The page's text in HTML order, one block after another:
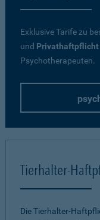
Exklusive Tarife zu
und Privathaftpflicht
Psychotherapeuten.
Tierhalter-
Die Tierhalter-